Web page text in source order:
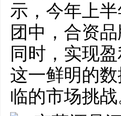
示，今年上
团中，合资
同时，实现
这一鲜明的
临的市场挑战